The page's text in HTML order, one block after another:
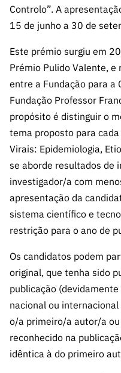
Controlo”. A
15 de junho a 30 de
Este prémio surgiu em
Prémio Pulido Valente,
entre a Fundação para a
Fundação Professor
propósito é distinguir o
tema proposto para
Virais: Epidemiologia,
se aborde resultados de
investigador/a com
apresentação da
sistema científico e
restrição para o ano de
Os candidatos podem
original, que tenha sido
publicação
nacional ou
o/a primeiro/a autor/a
reconhecido na
idêntica à do primeiro